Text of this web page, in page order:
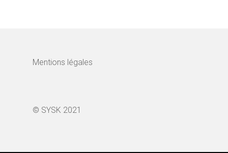
Mentions légales
© SYSK 2021